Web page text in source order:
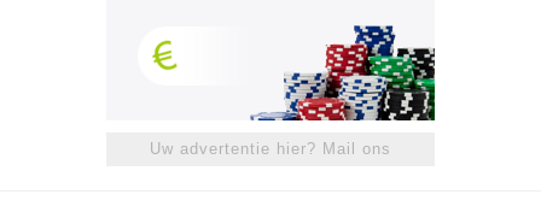
Uw advertentie hier? Mail ons